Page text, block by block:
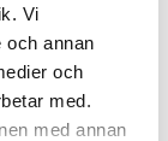
Vi
och annan
och
med.
med annan
Edge Photo
Finish
kombinerar Save
rasptänder på ena
Edge Finish på
den andra.